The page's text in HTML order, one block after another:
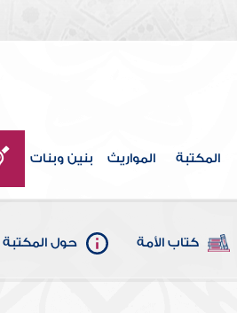
المكتبة المواريث بنين وبنات
كتاب الأمة حول المكتبة